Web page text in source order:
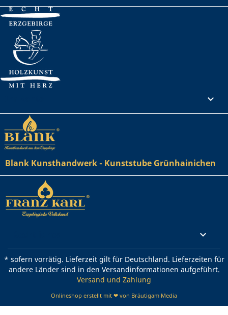

Blank Kunsthandwerk - Kunststube Grünhainichen

* sofern vorrätig. Lieferzeit gilt für Deutschland. Lieferzeiten für
andere Länder sind in den Versandinformationen aufgeführt.
Versand und Zahlung
Onlineshop erstellt mit ❤ von Bräutigam Media